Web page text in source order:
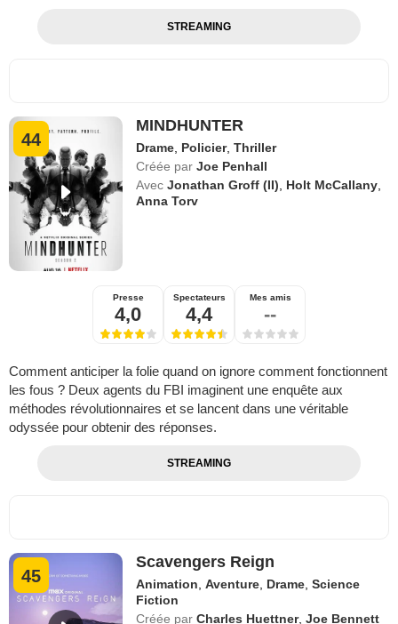
STREAMING
44
MINDHUNTER
Drame, Policier,Thriller
Créée par Joe Penhall
Avec Jonathan Groff (II), Holt McCallany,
Anna Torv
Presse
4,0
Spectateurs
4,4
Mes amis
--
Comment anticiper la folie quand on ignore comment fonctionnent
les fous ? Deux agents du FBI imaginent une enquête aux
méthodes révolutionnaires et se lancent dans une véritable
odyssée pour obtenir des réponses.
STREAMING
45
Scavengers Reign
Animation,Aventure, Drame,Science
Fiction
Créée par Charles Huettner,Joe Bennett